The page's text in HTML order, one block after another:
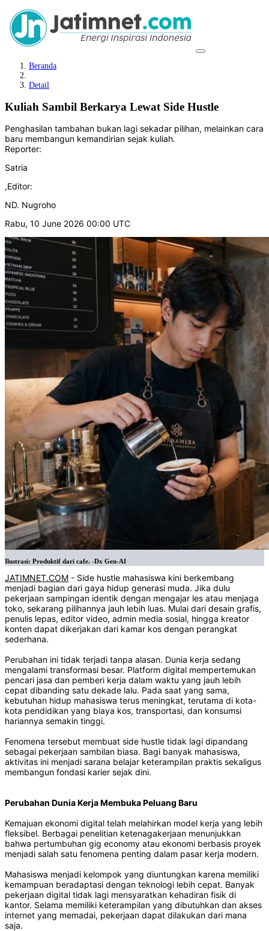
Beranda
Detail
Kuliah Sambil Berkarya Lewat Side Hustle
Penghasilan tambahan bukan lagi sekadar pilihan, melainkan cara
baru membangun kemandirian sejak kuliah.
Reporter:
Satria
,Editor:
ND. Nugroho
Rabu, 10 June 2026 00:00 UTC
Ilustrasi: Produktif dari cafe. -Dx Gen-AI
JATIMNET.COM - Side hustle mahasiswa kini berkembang
menjadi bagian dari gaya hidup generasi muda. Jika dulu
pekerjaan sampingan identik dengan mengajar les atau menjaga
toko, sekarang pilihannya jauh lebih luas. Mulai dari desain grafis,
penulis lepas, editor video, admin media sosial, hingga kreator
konten dapat dikerjakan dari kamar kos dengan perangkat
sederhana.
Perubahan ini tidak terjadi tanpa alasan. Dunia kerja sedang
mengalami transformasi besar. Platform digital mempertemukan
pencari jasa dan pemberi kerja dalam waktu yang jauh lebih
cepat dibanding satu dekade lalu. Pada saat yang sama,
kebutuhan hidup mahasiswa terus meningkat, terutama di kota-
kota pendidikan yang biaya kos, transportasi, dan konsumsi
hariannya semakin tinggi.
Fenomena tersebut membuat side hustle tidak lagi dipandang
sebagai pekerjaan sambilan biasa. Bagi banyak mahasiswa,
aktivitas ini menjadi sarana belajar keterampilan praktis sekaligus
membangun fondasi karier sejak dini.
Perubahan Dunia Kerja Membuka Peluang Baru
Kemajuan ekonomi digital telah melahirkan model kerja yang lebih
fleksibel. Berbagai penelitian ketenagakerjaan menunjukkan
bahwa pertumbuhan gig economy atau ekonomi berbasis proyek
menjadi salah satu fenomena penting dalam pasar kerja modern.
Mahasiswa menjadi kelompok yang diuntungkan karena memiliki
kemampuan beradaptasi dengan teknologi lebih cepat. Banyak
pekerjaan digital tidak lagi mensyaratkan kehadiran fisik di
kantor. Selama memiliki keterampilan yang dibutuhkan dan akses
internet yang memadai, pekerjaan dapat dilakukan dari mana
saja.